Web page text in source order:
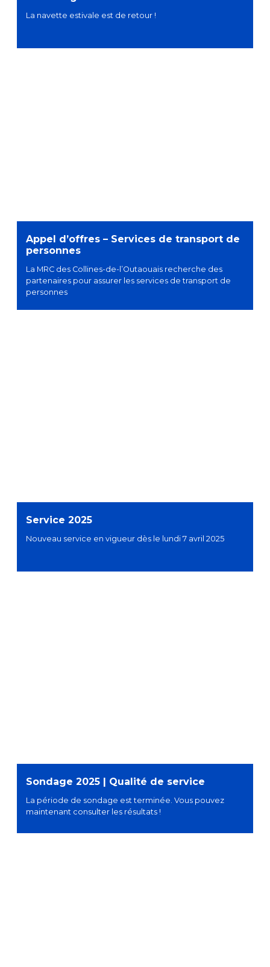
La navette estivale est de retour !
Appel d’offres – Services de transport de
personnes
La MRC des Collines-de-l’Outaouais recherche des
partenaires pour assurer les services de transport de
personnes
Service 2025
Nouveau service en vigueur dès le lundi 7 avril 2025
Sondage 2025 | Qualité de service
La période de sondage est terminée. Vous pouvez
maintenant consulter les résultats !